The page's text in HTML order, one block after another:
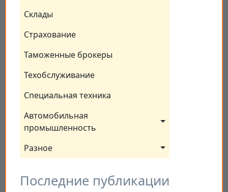
Склады
Страхование
Таможенные брокеры
Техобслуживание
Специальная техника
Автомобильная
промышленность
Разное
Последние публикации